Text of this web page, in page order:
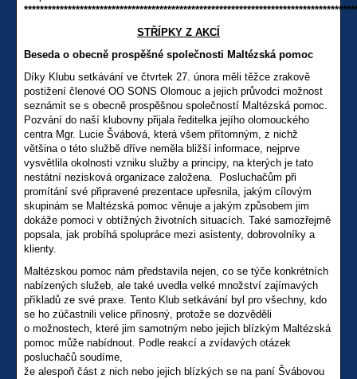
STŘÍPKY Z AKCÍ
Beseda o obecně prospěšné společnosti Maltézská pomoc
Díky Klubu setkávání ve čtvrtek 27. února měli těžce zrakově
postižení členové OO SONS Olomouc a jejich průvodci možnost
seznámit se s obecně prospěšnou společností Maltézská pomoc.
Pozvání do naší klubovny přijala ředitelka jejího olomouckého
centra Mgr. Lucie Švábová, která všem přítomným, z nichž
většina o této službě dříve neměla bližší informace, nejprve
vysvětlila okolnosti vzniku služby a principy, na kterých je tato
nestátní nezisková organizace založena. Posluchačům při
promítání své připravené prezentace upřesnila, jakým cílovým
skupinám se Maltézská pomoc věnuje a jakým způsobem jim
dokáže pomoci v obtížných životních situacích. Také samozřejmě
popsala, jak probíhá spolupráce mezi asistenty, dobrovolníky a
klienty.
Maltézskou pomoc nám představila nejen, co se týče konkrétních
nabízených služeb, ale také uvedla velké množství zajímavých
příkladů ze své praxe. Tento Klub setkávání byl pro všechny, kdo
se ho zúčastnili velice přínosný, protože se dozvěděli
o možnostech, které jim samotným nebo jejich blízkým Maltézská
pomoc může nabídnout. Podle reakcí a zvídavých otázek
posluchačů soudíme,
že alespoň část z nich nebo jejich blízkých se na paní Švábovou